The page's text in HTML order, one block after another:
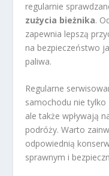
regularnie
zużycia bieżnika.
zapewnia lepszą
na bezpieczeństwo
paliwa.
Regularne
samochodu nie
ale także wpływają
podróży. Warto
odpowiednią
sprawnym i